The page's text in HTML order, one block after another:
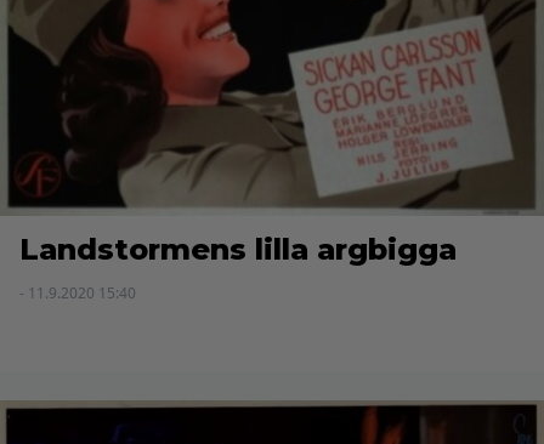
Landstormens lilla argbigga
- 11.9.2020 15:40